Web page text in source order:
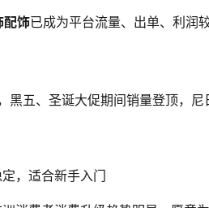
配饰已成为平台流量、出单、利润
五、圣诞大促期间销量登顶，
，适合新手入门